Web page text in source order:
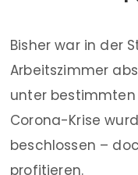
Bisher war in der
Arbeitszimmer
unter bestimmten
Corona-Krise
beschlossen –
profitieren.